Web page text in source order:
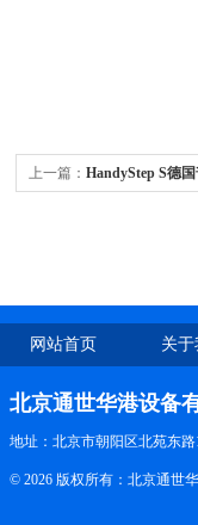
上一篇： HandyStep S德
网站首页 关
北京通世华港设备
地址：北京市朝阳区北苑东路
© 2026 版权所有：北京通世